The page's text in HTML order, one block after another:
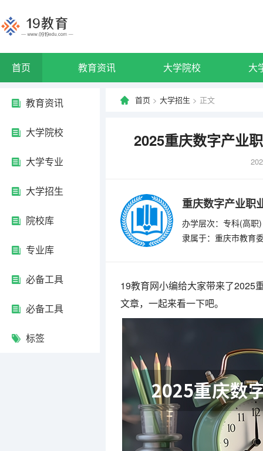
首页 教育资讯 大学院校 大
教育资讯
大学院校
大学专业
大学招生
院校库
专业库
必备工具
必备工具
标签
首页 > 大学招生 > 正文
2025重庆数字产业
重庆数字产业职
办学层次：专科(高职)
隶属于：重庆市教育
19教育网小编给大家带来了2025
文章，一起来看一下吧。